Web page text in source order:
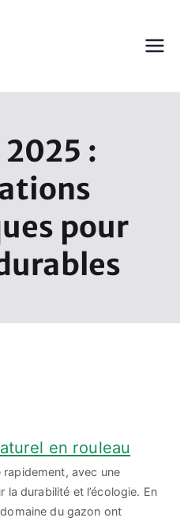
2025 :
pour
en rouleau
avec une
durabilité et l’écologie. En
du gazon ont